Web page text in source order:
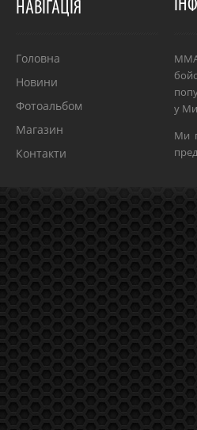
НАВІГАЦІЯ
Головна
Новини
Фотоальбом
Магазин
Контакти
у
Ми